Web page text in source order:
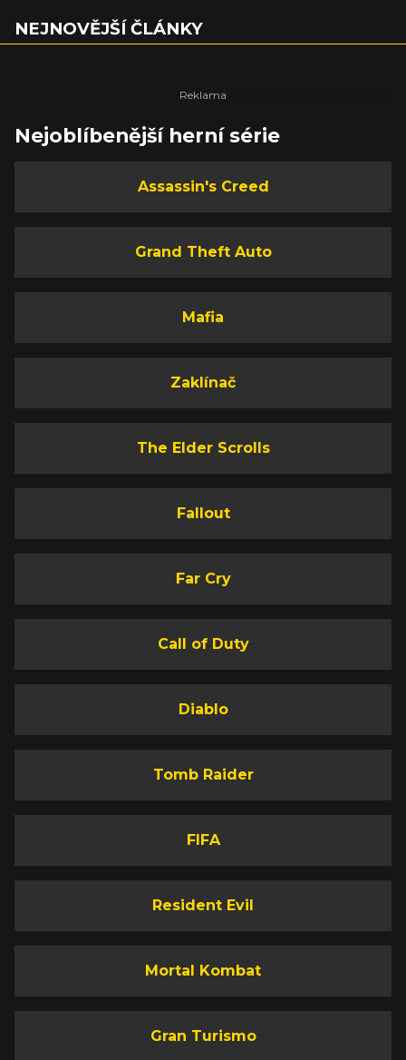
NEJNOVĚJŠÍ ČLÁNKY
Nejoblíbenější herní série
Assassin's Creed
Grand Theft Auto
Mafia
Zaklínač
The Elder Scrolls
Fallout
Far Cry
Call of Duty
Diablo
Tomb Raider
FIFA
Resident Evil
Mortal Kombat
Gran Turismo